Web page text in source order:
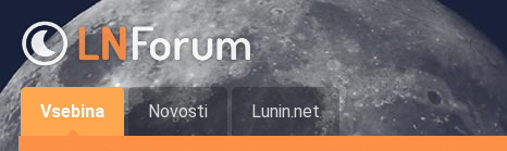
Vsebina Novosti Lunin.net